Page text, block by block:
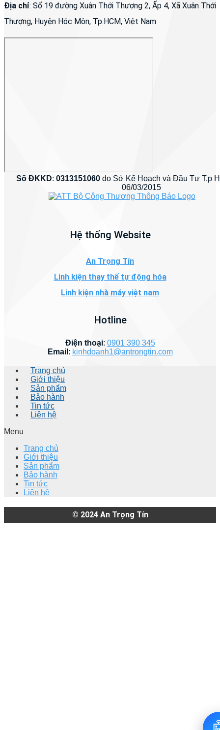
Địa chỉ: Số 19 đường Xuân Thới Thượng 2, Ấp 4, Xã Xuân Thới
Thượng, Huyện Hóc Môn, Tp.HCM, Việt Nam
Số ĐKKD:0313151060 do Sở Kế Hoạch và Đầu Tư T.p
06/03/2015
Hệ thống Website
An Trọng Tín
Linh kiện thay thế tự động hóa
Linh kiện nhà máy việt nam
Hotline
Điện thoại: 0901 390 345
Email : kinhdoanh1@antrongtin.com
Trang chủ
Giới thiệu
Sản phẩm
Bảo hành
Tin tức
Liên hệ
Menu
Trang chủ
Giới thiệu
Sản phẩm
Bảo hành
Tin tức
Liên hệ
© 2024 An Trọng Tín